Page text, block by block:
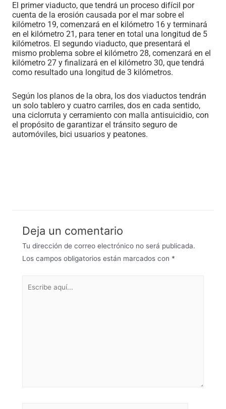
El primer viaducto, que tendrá un proceso difícil por
cuenta de la erosión causada por el mar sobre el
kilómetro 19, comenzará en el kilómetro 16 y terminará
en el kilómetro 21, para tener en total una longitud de 5
kilómetros. El segundo viaducto, que presentará el
mismo problema sobre el kilómetro 28, comenzará en el
kilómetro 27 y finalizará en el kilómetro 30, que tendrá
como resultado una longitud de 3 kilómetros.
Según los planos de la obra, los dos viaductos tendrán
un solo tablero y cuatro carriles, dos en cada sentido,
una ciclorruta y cerramiento con malla antisuicidio, con
el propósito de garantizar el tránsito seguro de
automóviles, bici usuarios y peatones.
Deja un comentario
Tu dirección de correo electrónico no será publicada.
Los campos obligatorios están marcados con *